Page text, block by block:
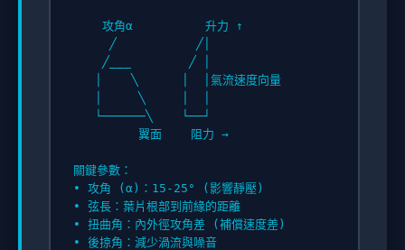
    攻角α          升力 ↑
     ╱           ╱│
    ╱___        ╱ │
   │    ╲      │  │氣流速度向量
   │     ╲     │  │
   └──────╲    └──┘
         翼面    阻力 →
關鍵參數：
• 攻角 (α)：15-25° (影響靜壓)
• 弦長：葉片根部到前緣的距離
• 扭曲角：內外徑攻角差 (補償速度差)
• 後掠角：減少渦流與噪音